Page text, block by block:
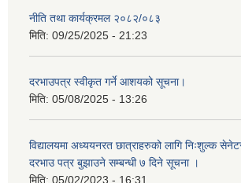
नीति तथा कार्यक्रमल २०८२/०८३
मिति: 09/25/2025 - 21:23
दरभाउपत्र स्वीकृत गर्ने आशयको सूचना।
मिति: 05/08/2025 - 13:26
विद्यालयमा अध्ययनरत छात्राहरुको लागि निःशुल्क
दरभाउ पत्र बुझाउने सम्बन्धी ७ दिने सूचना ।
मिति: 05/02/2023 - 16:31